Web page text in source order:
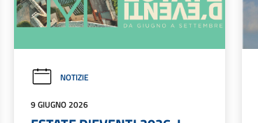
NOTIZIE
9 GIUGNO 2026